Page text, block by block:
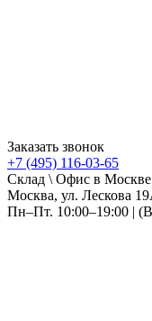
Заказать звонок
+7 (495) 116-03-65
Склад \ Офис в Москве
Москва, ул. Лескова
Пн–Пт. 10:00–19:00 |